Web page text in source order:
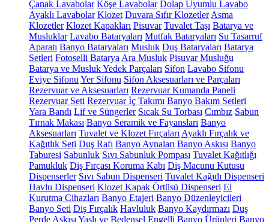
Çanak Lavabolar Köşe Lavabolar Dolap Uyumlu Lavabo
Ayaklı Lavabolar Klozet Duvara Sıfır Klozetler Asma
Klozetler Klozet Kapakları Pisuvar Tuvalet Taşı Batarya ve
Musluklar Lavabo Bataryaları Mutfak Bataryaları Su Tasarruf
Aparatı Banyo Bataryaları Musluk Duş Bataryaları Batarya
Setleri Fotoselli Batarya Ara Musluk Pisuvar Musluğu
Batarya ve Musluk Yedek Parçaları Sifon Lavabo Sifonu
Eviye Sifonu Yer Sifonu Sifon Aksesuarları ve Parçaları
Rezervuar ve Aksesuarları Rezervuar Kumanda Paneli
Rezervuar Seti Rezervuar İç Takımı Banyo Bakım Setleri
Yara Bandı Lif ve Süngerler Sıcak Su Torbası Cımbız Sabun
Tırnak Makası Banyo Seramik ve Fayansları Banyo
Aksesuarları Tuvalet ve Klozet Fırçaları Ayaklı Fırçalık ve
Kağıtlık Seti Duş Rafı Banyo Aynaları Banyo Askısı Banyo
Taburesi Sabunluk Sıvı Sabunluk Pompası Tuvalet Kağıtlığı
Pamukluk Diş Fırçası Koruma Kabı Diş Macunu Kutusu
Dispenserler Sıvı Sabun Dispenseri Tuvalet Kağıdı Dispenseri
Havlu Dispenseri Klozet Kapak Örtüsü Dispenseri El
Kurutma Cihazları Banyo Etajeri Banyo Düzenleyicileri
Banyo Seti Diş Fırçalık Havluluk Banyo Kaydırmazı Duş
Perde Askısı Yaşlı ve Bedensel Engelli Banyo Ürünleri Banyo